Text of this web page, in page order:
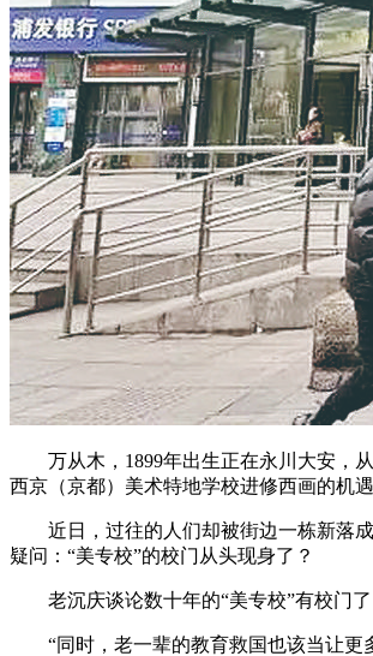
万从木，1899年出生正在永川大安，从
西京（京都）美术特地学校进修西画的机遇
近日，过往的人们却被街边一栋新落成
疑问：“美专校”的校门从头现身了？
老沉庆谈论数十年的“美专校”有校门了
“同时，老一辈的教育救国也该当让更